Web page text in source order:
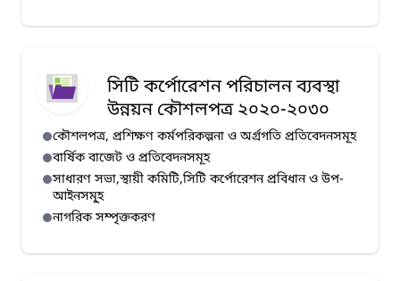
সিটি কর্পোরেশন পরিচালন ব্যবস্থা
উন্নয়ন কৌশলপত্র ২০২০-২০৩০
কৌশলপত্র, প্রশিক্ষণ কর্মপরিকল্পনা ও অর্গ্রগতি প্রতিবেদনসমূহ
বার্ষিক বাজেট ও প্রতিবেদনসমূহ
সাধারণ সভা,স্থায়ী কমিটি,সিটি কর্পোরেশন প্রবিধান ও উপ-
আইনসমূ্‌হ
নাগরিক সম্পৃক্তকরণ